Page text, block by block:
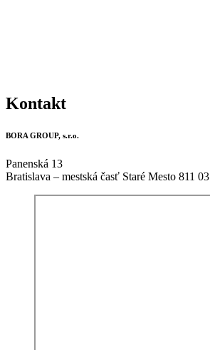
Kontakt
BORA GROUP, s.r.o.
Panenská 13
Bratislava – mestská časť Staré Mesto 811 03